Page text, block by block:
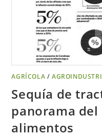
AGRÍCOLA /
Sequía de
panorama
alimentos